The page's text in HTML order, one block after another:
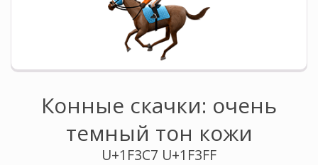
Конные скачки: очень
темный тон кожи
U+1F3C7 U+1F3FF